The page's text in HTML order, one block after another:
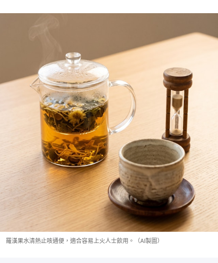
羅漢果水清熱止咳通便，適合容易上火人士飲用。（AI製圖）